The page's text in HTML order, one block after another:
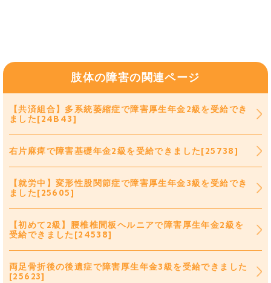
肢体の障害の関連ページ
【共済組合】多系統萎縮症で障害厚生年金2級を受給でき
ました[24B43]
右片麻痺で障害基礎年金2級を受給できました[25738]
【就労中】変形性股関節症で障害厚生年金3級を受給でき
ました[25605]
【初めて2級】腰椎椎間板ヘルニアで障害厚生年金2級を
受給できました[24538]
両足骨折後の後遺症で障害厚生年金3級を受給できました
[25623]